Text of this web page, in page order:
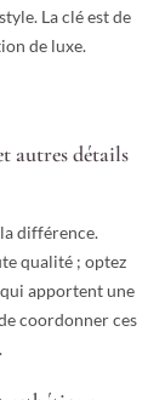
La clé est de
de luxe.
autres détails
différence.
qualité ; optez
apportent une
coordonner ces